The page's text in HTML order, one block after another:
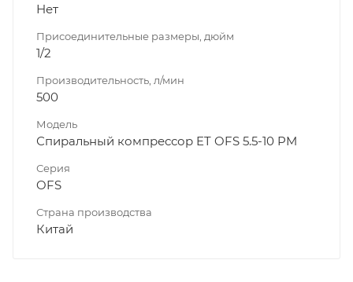
Нет
Присоединительные размеры, дюйм
1/2
Производительность, л/мин
500
Модель
Спиральный компрессор ET OFS 5.5-10 PM
Серия
OFS
Страна производства
Китай